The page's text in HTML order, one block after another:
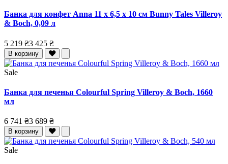
Банка для конфет Anna 11 x 6,5 x 10 см Bunny Tales Villeroy
& Boch, 0,09 л
5 219 ₴3 425 ₴
В корзину
Sale
Банка для печенья Colourful Spring Villeroy & Boch, 1660
мл
6 741 ₴3 689 ₴
В корзину
Sale